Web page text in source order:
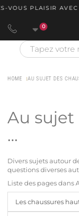
VOUS PLAISIR AVEC
0
HOME AU SUJET DES
Au sujet
...
Divers sujets autour
questions diverses
Liste des pages dans
Les chaussures